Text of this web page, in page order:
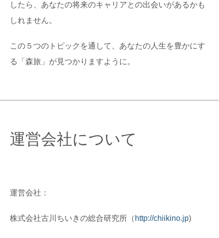
したら、あなたの将来のキャリアとの出会いがあるかも
しれません。
この５つのトピックを通して、あなたの人生を豊かにす
る「森旅」が見つかりますように。
運営会社について
運営会社：
株式会社古川ちいきの総合研究所（ http://chiikino.jp)